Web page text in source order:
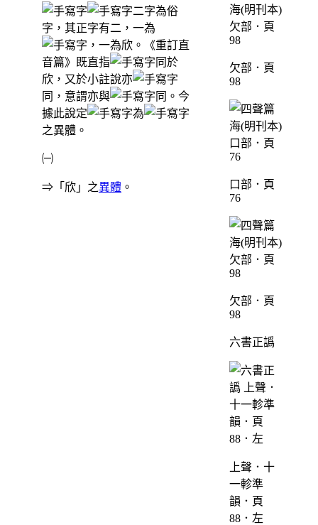
二字為俗
字，其正字有二，一為
，一為欣。《重訂直
音篇》既直指
同於
欣，又於小註說亦
同，意謂亦與
同。今
據此說定
為
之異體。
㈠
⇒「欣」之異體 。
欠部．頁
98
口部．頁
76
欠部．頁
98
六書正譌
上聲．十
一軫準
韻．頁
88．左